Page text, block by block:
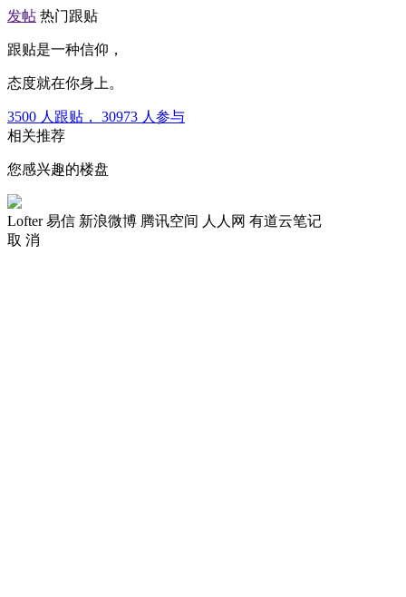
发帖 热门跟贴
跟贴是一种信仰，
态度就在你身上。
3500 人跟贴， 30973 人参与
相关推荐
您感兴趣的楼盘
Lofter 易信 新浪微博 腾讯空间 人人网 有道云笔记
取 消